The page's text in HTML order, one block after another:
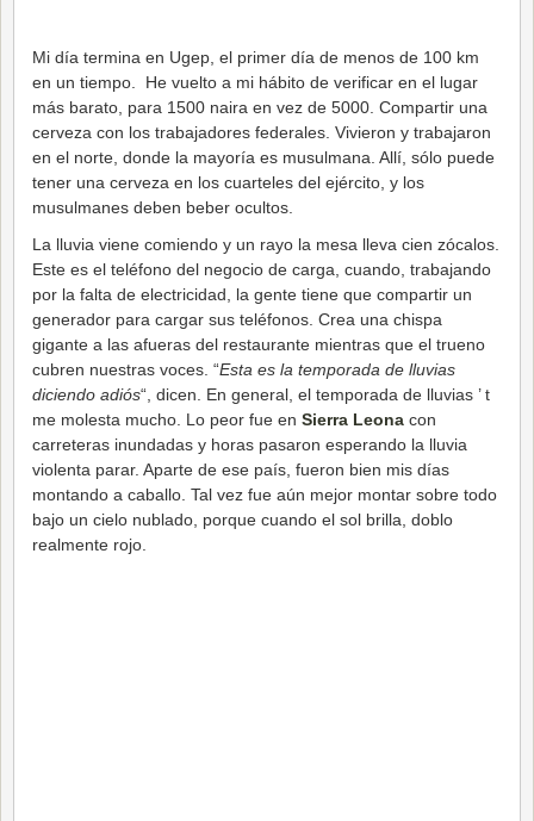
Mi día termina en Ugep, el primer día de menos de 100 km
en un tiempo. He vuelto a mi hábito de verificar en el lugar
más barato, para 1500 naira en vez de 5000. Compartir una
cerveza con los trabajadores federales. Vivieron y trabajaron
en el norte, donde la mayoría es musulmana. Allí, sólo puede
tener una cerveza en los cuarteles del ejército, y los
musulmanes deben beber ocultos.
La lluvia viene comiendo y un rayo la mesa lleva cien zócalos.
Este es el teléfono del negocio de carga, cuando, trabajando
por la falta de electricidad, la gente tiene que compartir un
generador para cargar sus teléfonos. Crea una chispa
gigante a las afueras del restaurante mientras que el trueno
cubren nuestras voces. “Esta es la temporada de lluvias
diciendo adiós“, dicen. En general, el temporada de lluvias ’ t
me molesta mucho. Lo peor fue en Sierra Leona con
carreteras inundadas y horas pasaron esperando la lluvia
violenta parar. Aparte de ese país, fueron bien mis días
montando a caballo. Tal vez fue aún mejor montar sobre todo
bajo un cielo nublado, porque cuando el sol brilla, doblo
realmente rojo.